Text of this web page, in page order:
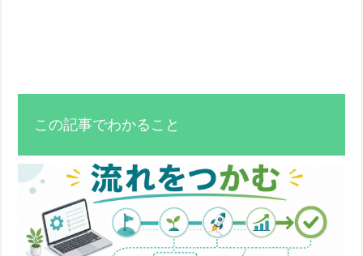
この記事でわかること